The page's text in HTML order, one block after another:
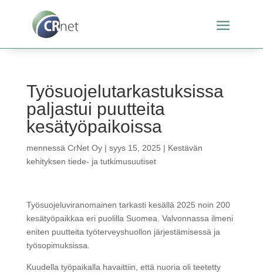
Työsuojelutarkastuksissa
paljastui puutteita
kesätyöpaikoissa
mennessä CrNet Oy| syys 15, 2025 | Kestävän
kehityksen tiede- ja tutkimusuutiset
Työsuojeluviranomainen tarkasti kesällä 2025 noin 200
kesätyöpaikkaa eri puolilla Suomea. Valvonnassa ilmeni
eniten puutteita työterveyshuollon järjestämisessä ja
työsopimuksissa.
Kuudella työpaikalla havaittiin, että nuoria oli teetetty